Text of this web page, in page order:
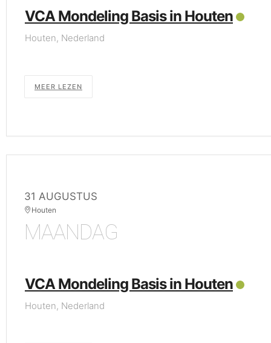
VCA Mondeling Basis in Houten
Houten, Nederland
MEER LEZEN
31 AUGUSTUS
Houten
MAANDAG
VCA Mondeling Basis in Houten
Houten, Nederland